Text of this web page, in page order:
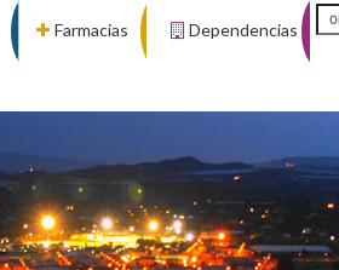
Farmacias Dependencias